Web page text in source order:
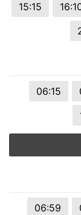
15:15
06:15
06:59